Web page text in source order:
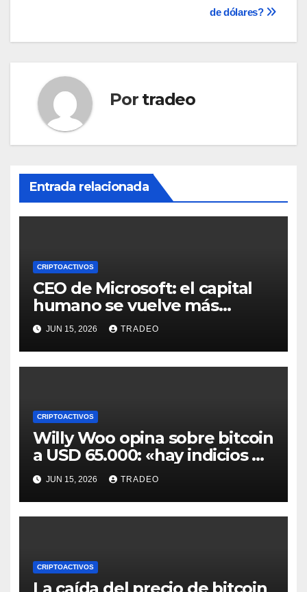
entradas
de dólares?
Por tradeo
Entrada relacionada
CRIPTOACTIVOS
CEO de Microsoft: el capital
humano se vuelve más
valioso a medida que crece la
IA
JUN 15, 2026 TRADEO
CRIPTOACTIVOS
Willy Woo opina sobre bitcoin
a USD 65.000: «hay indicios de
posible divergencia alcista»
JUN 15, 2026 TRADEO
CRIPTOACTIVOS